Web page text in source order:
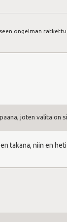
ongelman
joten valita on
takana, niin en